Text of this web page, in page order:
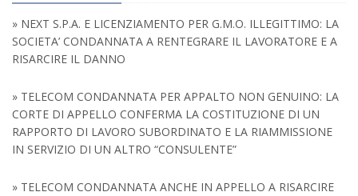
» NEXT S.P.A. E LICENZIAMENTO PER G.M.O. ILLEGITTIMO: LA
SOCIETA’ CONDANNATA A RENTEGRARE IL LAVORATORE E A
RISARCIRE IL DANNO
» TELECOM CONDANNATA PER APPALTO NON GENUINO: LA
CORTE DI APPELLO CONFERMA LA COSTITUZIONE DI UN
RAPPORTO DI LAVORO SUBORDINATO E LA RIAMMISSIONE
IN SERVIZIO DI UN ALTRO “CONSULENTE”
» TELECOM CONDANNATA ANCHE IN APPELLO A RISARCIRE